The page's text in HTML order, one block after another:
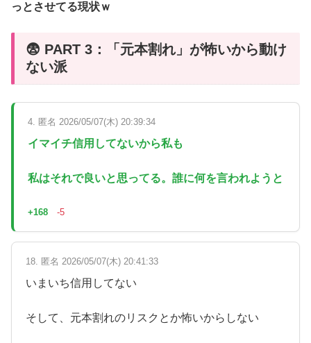
っとさせてる現状ｗ
😨 PART 3：「元本割れ」が怖いから動け
ない派
4. 匿名 2026/05/07(木) 20:39:34
イマイチ信用してないから私も
私はそれで良いと思ってる。誰に何を言われようと
+168 -5
18. 匿名 2026/05/07(木) 20:41:33
いまいち信用してない
そして、元本割れのリスクとか怖いからしない